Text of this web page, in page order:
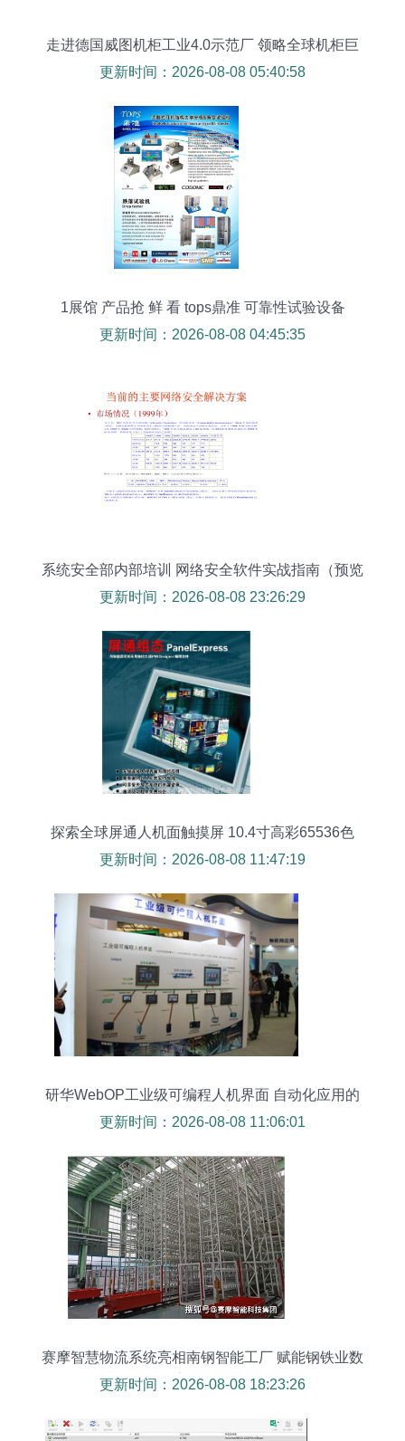
走进德国威图机柜工业4.0示范厂 领略全球机柜巨
头的前沿实践
更新时间：2026-08-08 05:40:58
1展馆 产品抢 鲜 看 tops鼎准 可靠性试验设备
更新时间：2026-08-08 04:45:35
系统安全部内部培训 网络安全软件实战指南（预览
版）
更新时间：2026-08-08 23:26:29
探索全球屏通人机面触摸屏 10.4寸高彩65536色
TFT触控屏P性能与体验
更新时间：2026-08-08 11:47:19
研华WebOP工业级可编程人机界面 自动化应用的
得力助手
更新时间：2026-08-08 11:06:01
赛摩智慧物流系统亮相南钢智能工厂 赋能钢铁业数
字化转型
更新时间：2026-08-08 18:23:26